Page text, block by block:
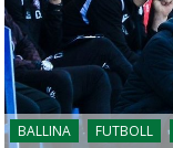
BALLINA FUTBOLL